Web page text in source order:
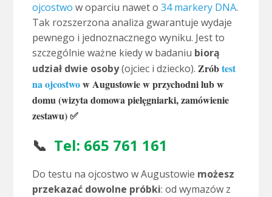
ojcostwo w oparciu nawet o 34 markery DNA.
Tak rozszerzona analiza gwarantuje wydaje
pewnego i jednoznacznego wyniku. Jest to
szczególnie ważne kiedy w badaniu biorą
udział dwie osoby(ojciec i dziecko). Zróbtest
na ojcostwow Augustowie w przychodni lub w
domu (wizyta domowa pielęgniarki, zamówienie
zestawu) ✅
📞 Tel: 665 761 161
Do testu na ojcostwo w Augustowie możesz
przekazać dowolne próbki: od wymazów z